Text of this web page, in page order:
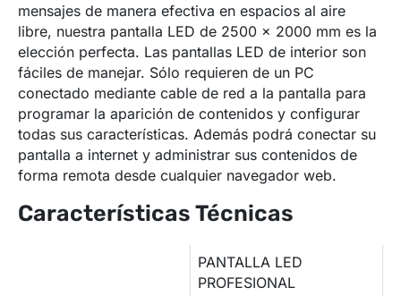
mensajes de manera efectiva en espacios al aire
libre, nuestra pantalla LED de 2500 x 2000 mm es la
elección perfecta. Las pantallas LED de interior son
fáciles de manejar. Sólo requieren de un PC
conectado mediante cable de red a la pantalla para
programar la aparición de contenidos y configurar
todas sus características. Además podrá conectar su
pantalla a internet y administrar sus contenidos de
forma remota desde cualquier navegador web.
Características Técnicas
PANTALLA LED
PROFESIONAL